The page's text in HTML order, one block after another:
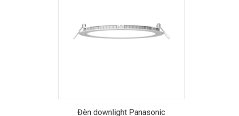
Đèn downlight Panasonic